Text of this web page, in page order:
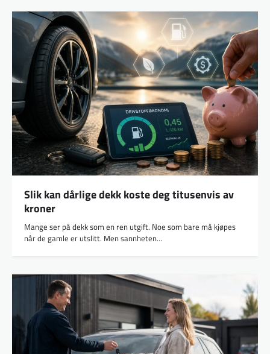
Slik kan dårlige dekk koste deg titusenvis av
kroner
Mange ser på dekk som en ren utgift. Noe som bare må kjøpes
når de gamle er utslitt. Men sannheten…